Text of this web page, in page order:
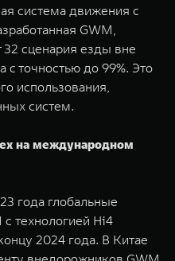
система движения с
GWM,
32 сценария езды вне
точностью до 99%. Это
использования,
систем.
на международном
года глобальные
технологией Hi4
2024 года. В Китае